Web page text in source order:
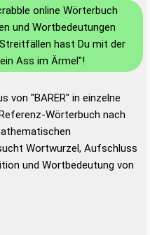
online Wörterbuch
und Wortbedeutungen
hast Du mit der
Ass im Ärmel"!
von "BARER" in einzelne
Wörterbuch nach
Wortwurzel, Aufschluss
und Wortbedeutung von